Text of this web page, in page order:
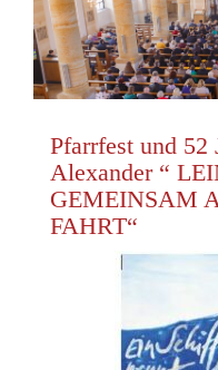
Pfarrfest und 52
Alexander “
GEMEINSAM
FAHRT“